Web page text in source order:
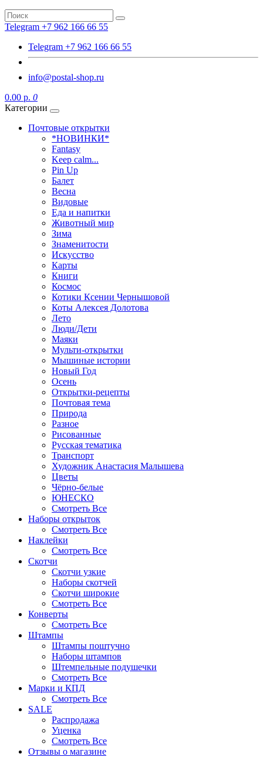
Telegram +7 962 166 66 55
Telegram +7 962 166 66 55
info@postal-shop.ru
0.00 р. 0
Категории
Почтовые открытки
*НОВИНКИ*
Fantasy
Keep calm...
Pin Up
Балет
Весна
Видовые
Еда и напитки
Животный мир
Зима
Знаменитости
Искусство
Карты
Книги
Космос
Котики Ксении Чернышовой
Коты Алексея Долотова
Лето
Люди/Дети
Маяки
Мульти-открытки
Мышиные истории
Новый Год
Осень
Открытки-рецепты
Почтовая тема
Природа
Разное
Рисованные
Русская тематика
Транспорт
Художник Анастасия Малышева
Цветы
Чёрно-белые
ЮНЕСКО
Смотреть Все
Наборы открыток
Смотреть Все
Наклейки
Смотреть Все
Скотчи
Скотчи узкие
Наборы скотчей
Скотчи широкие
Смотреть Все
Конверты
Смотреть Все
Штампы
Штампы поштучно
Наборы штампов
Штемпельные подушечки
Смотреть Все
Марки и КПД
Смотреть Все
SALE
Распродажа
Уценка
Смотреть Все
Отзывы о магазине